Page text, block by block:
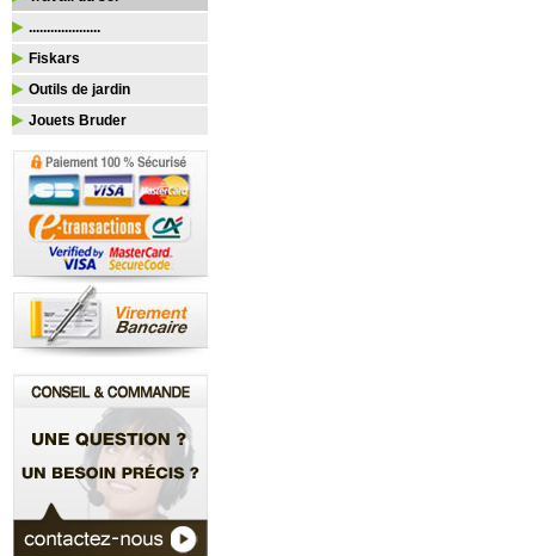
....................
Fiskars
Outils de jardin
Jouets Bruder